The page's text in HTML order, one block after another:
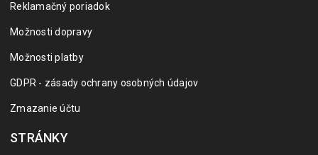
Reklamačný poriadok
Možnosti dopravy
Možnosti platby
GDPR - zásady ochrany osobných údajov
Zmazanie účtu
STRÁNKY